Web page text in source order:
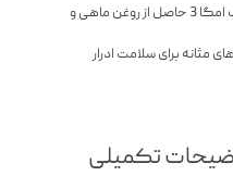
پشتیبانی از سلامت GI با اسیدهای چرب امگا 3 حاصل از روغن ماهی و
مثانه برای سلامت ادرار
تکمیلی